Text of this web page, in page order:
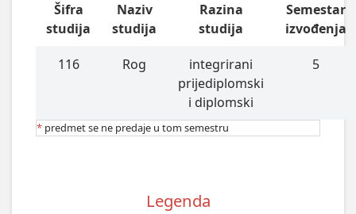
Šifra
studija
Naziv
studija
Razina
studija
Semestar
izvođenja
116 Rog
integrirani
prijediplomski
i diplomski
5
* predmet se ne predaje u tom semestru
Legenda